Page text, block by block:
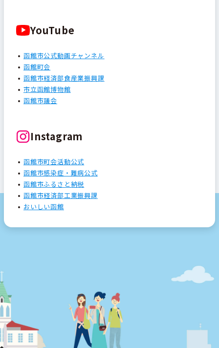
YouTube
函館市公式動画チャンネル
函館町会
函館市経済部食産業振興課
市立函館博物館
函館市議会
Instagram
函館市町会活動公式
函館市感染症・難病公式
函館市ふるさと納税
函館市経済部工業振興課
おいしい函館